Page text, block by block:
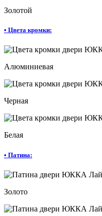
Золотой
• Цвета кромки:
Алюминиевая
Черная
Белая
• Патина:
Золото